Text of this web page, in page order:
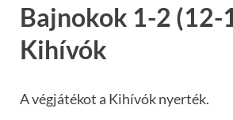
Bajnokok 1-2 (12-
Kihívók
A végjátékot a Kihívók nyerték.